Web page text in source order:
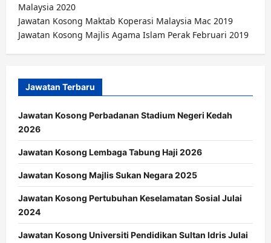
Malaysia 2020
Jawatan Kosong Maktab Koperasi Malaysia Mac 2019
Jawatan Kosong Majlis Agama Islam Perak Februari 2019
Jawatan Terbaru
Jawatan Kosong Perbadanan Stadium Negeri Kedah
2026
Jawatan Kosong Lembaga Tabung Haji 2026
Jawatan Kosong Majlis Sukan Negara 2025
Jawatan Kosong Pertubuhan Keselamatan Sosial Julai
2024
Jawatan Kosong Universiti Pendidikan Sultan Idris Julai